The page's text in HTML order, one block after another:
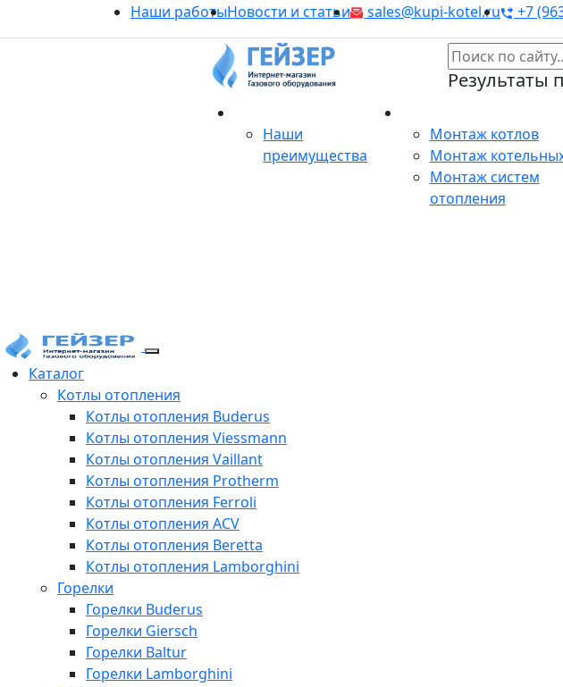
Наши работыНовости и статьи sales@kupi-kotel.ru +7
Результаты
Наши
преимущества
Монтаж котлов
Монтаж
Монтаж систем
отопления
Каталог
Котлы отопления
Котлы отопления Buderus
Котлы отопления Viessmann
Котлы отопления Vaillant
Котлы отопления Protherm
Котлы отопления Ferroli
Котлы отопления ACV
Котлы отопления Beretta
Котлы отопления Lamborghini
Горелки
Горелки Buderus
Горелки Giersch
Горелки Baltur
Горелки Lamborghini